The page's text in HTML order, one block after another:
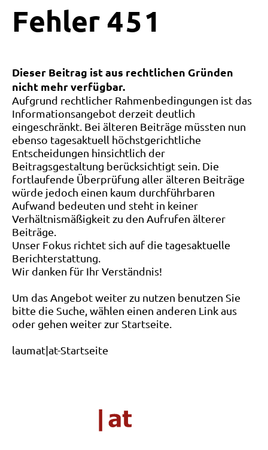
Fehler 4 5 1
Dieser Beitrag ist aus rechtlichen Gründen
nicht mehr verfügbar.
Aufgrund rechtlicher Rahmenbedingungen ist das
Informationsangebot derzeit deutlich
eingeschränkt. Bei älteren Beiträge müssten nun
ebenso tagesaktuell höchstgerichtliche
Entscheidungen hinsichtlich der
Beitragsgestaltung berücksichtigt sein. Die
fortlaufende Überprüfung aller älteren Beiträge
würde jedoch einen kaum durchführbaren
Aufwand bedeuten und steht in keiner
Verhältnismäßigkeit zu den Aufrufen älterer
Beiträge.
Unser Fokus richtet sich auf die tagesaktuelle
Berichterstattung.
Wir danken für Ihr Verständnis!
Um das Angebot weiter zu nutzen benutzen Sie
bitte die Suche, wählen einen anderen Link aus
oder gehen weiter zur Startseite.
laumat|at-Startseite